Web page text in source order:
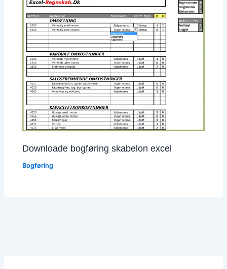
Downloade bogføring skabelon excel
Bogføring